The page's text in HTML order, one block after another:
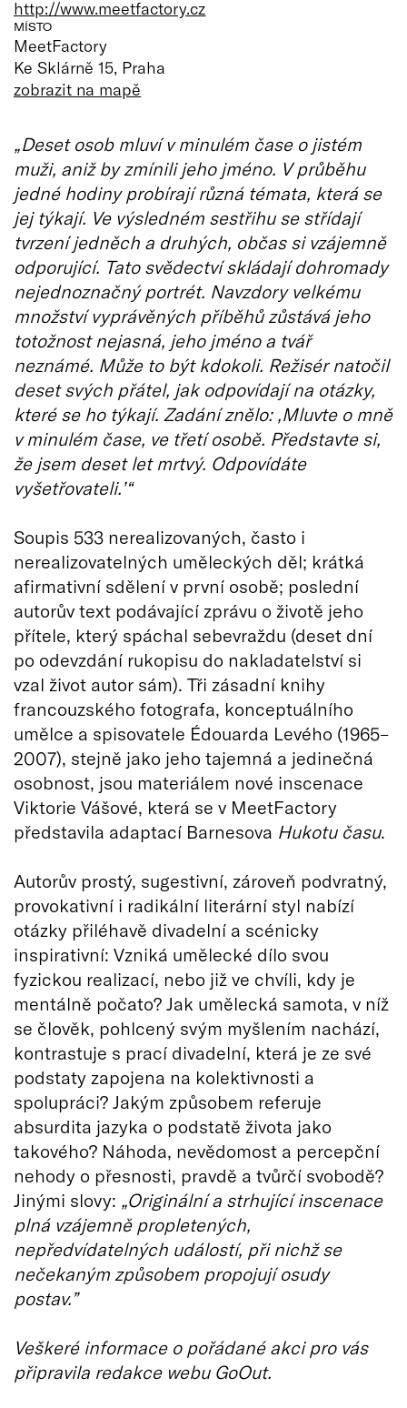
http://www.meetfactory.cz
MÍSTO
MeetFactory
Ke Sklárně 15, Praha
zobrazit na mapě
„Deset osob mluví v minulém čase o jistém
muži, aniž by zmínili jeho jméno. V průběhu
jedné hodiny probírají různá témata, která se
jej týkají. Ve výsledném sestřihu se střídají
tvrzení jedněch a druhých, občas si vzájemně
odporující. Tato svědectví skládají dohromady
nejednoznačný portrét. Navzdory velkému
množství vyprávěných příběhů zůstává jeho
totožnost nejasná, jeho jméno a tvář
neznámé. Může to být kdokoli. Režisér natočil
deset svých přátel, jak odpovídají na otázky,
které se ho týkají. Zadání znělo: ‚Mluvte o mně
v minulém čase, ve třetí osobě. Představte si,
že jsem deset let mrtvý. Odpovídáte
vyšetřovateli.’“
Soupis 533 nerealizovaných, často i
nerealizovatelných uměleckých děl; krátká
afirmativní sdělení v první osobě; poslední
autorův text podávající zprávu o životě jeho
přítele, který spáchal sebevraždu (deset dní
po odevzdání rukopisu do nakladatelství si
vzal život autor sám). Tři zásadní knihy
francouzského fotografa, konceptuálního
umělce a spisovatele Édouarda Levého (1965–
2007), stejně jako jeho tajemná a jedinečná
osobnost, jsou materiálem nové inscenace
Viktorie Vášové, která se v MeetFactory
představila adaptací Barnesova Hukotu času.
Autorův prostý, sugestivní, zároveň podvratný,
provokativní i radikální literární styl nabízí
otázky přiléhavě divadelní a scénicky
inspirativní: Vzniká umělecké dílo svou
fyzickou realizací, nebo již ve chvíli, kdy je
mentálně počato? Jak umělecká samota, v níž
se člověk, pohlcený svým myšlením nachází,
kontrastuje s prací divadelní, která je ze své
podstaty zapojena na kolektivnosti a
spolupráci? Jakým způsobem referuje
absurdita jazyka o podstatě života jako
takového? Náhoda, nevědomost a percepční
nehody o přesnosti, pravdě a tvůrčí svobodě?
Jinými slovy: „Originální a strhující inscenace
plná vzájemně propletených,
nepředvídatelných událostí, při nichž se
nečekaným způsobem propojují osudy
postav.”
Veškeré informace o pořádané akci pro vás
připravila redakce webu GoOut.